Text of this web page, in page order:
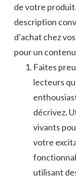
de votre
description
‌d’achat chez
pour ⁢un
Faites
lecteurs
décrivez.​
vivants
votre
utilisant